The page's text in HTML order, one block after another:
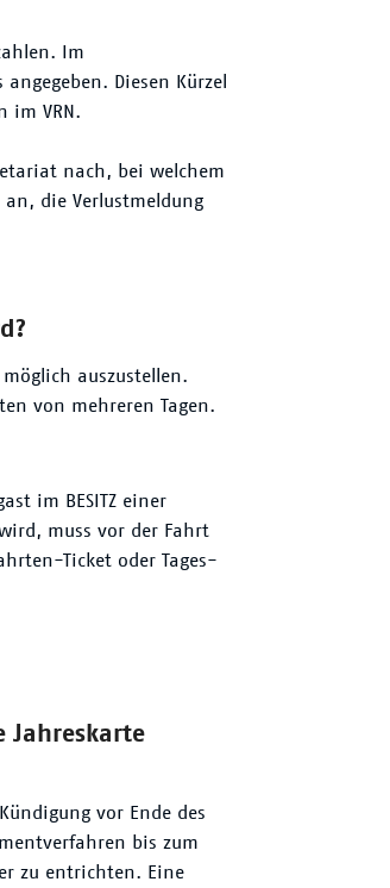
Im
Diesen Kürzel
im VRN.
nach, bei welchem
die Verlustmeldung
auszustellen.
von mehreren Tagen.
im BESITZ einer
muss vor der Fahrt
Ticket oder Tages-
Jahreskarte
vor Ende des
bis zum
zu entrichten. Eine